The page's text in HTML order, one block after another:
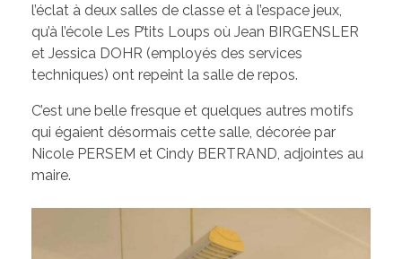
Le conseil Municipal
Les élus de la CCW
Les Entreprises de Ham
Permanences
Bulletins Municipaux
Cartes et Plans
SPORT ET ENSEIGNEMENT
Inscriptions scolaires
Assistant(e)s maternel(le)s
ACTUALITÉS
l’éclat à deux salles de classe et à l’espace jeux,
qu’à l’école Les P’tits Loups où Jean BIRGENSLER
et Jessica DOHR (employés des services
techniques) ont repeint la salle de repos.
C’est une belle fresque et quelques autres motifs
qui égaient désormais cette salle, décorée par
Nicole PERSEM et Cindy BERTRAND, adjointes au
maire.